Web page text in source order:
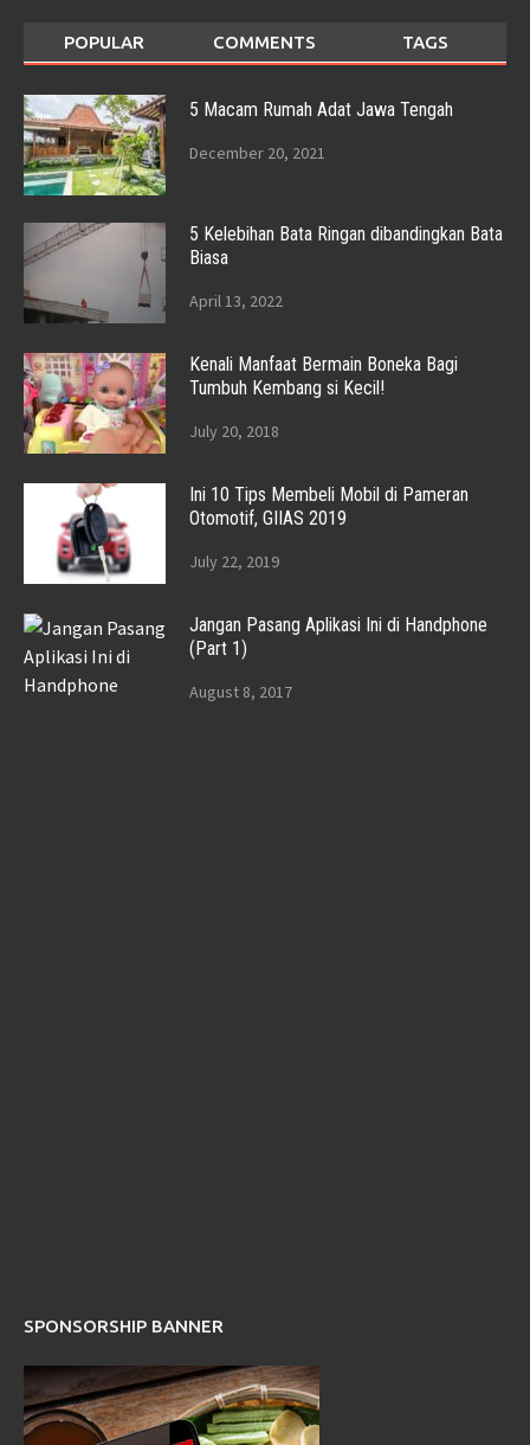
POPULAR COMMENTS TAGS
5 Macam Rumah Adat Jawa Tengah
December 20, 2021
5 Kelebihan Bata Ringan dibandingkan Bata
Biasa
April 13, 2022
Kenali Manfaat Bermain Boneka Bagi
Tumbuh Kembang si Kecil!
July 20, 2018
Ini 10 Tips Membeli Mobil di Pameran
Otomotif, GIIAS 2019
July 22, 2019
Jangan Pasang Aplikasi Ini di Handphone
(Part 1)
August 8, 2017
SPONSORSHIP BANNER